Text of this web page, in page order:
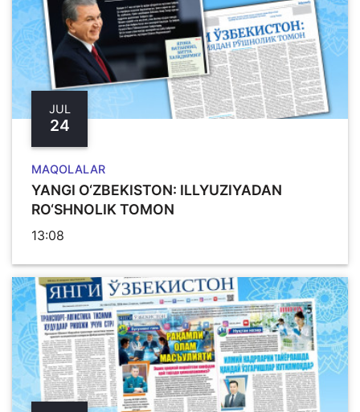
JUL
24
MAQOLALAR
YANGI O‘ZBЕKISTON: ILLYUZIYADAN
RO‘SHNOLIK TOMON
13:08